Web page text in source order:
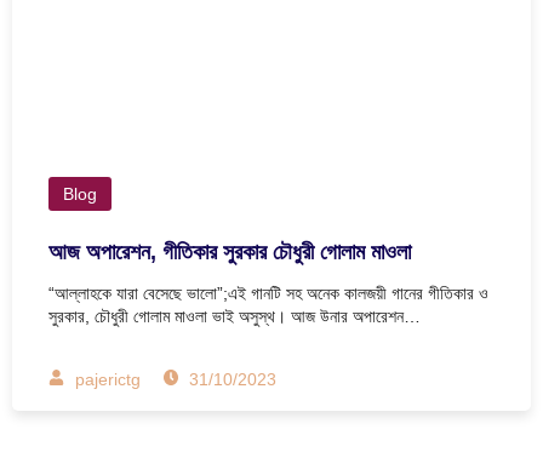
Blog
আজ অপারেশন, গীতিকার সুরকার চৌধুরী গোলাম মাওলা
“আল্লাহকে যারা বেসেছে ভালো”;এই গানটি সহ অনেক কালজয়ী গানের গীতিকার ও
সুরকার, চৌধুরী গোলাম মাওলা ভাই অসুস্থ। আজ উনার অপারেশন…
pajerictg 31/10/2023